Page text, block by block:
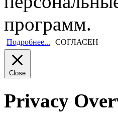
программ.
Подробнее... СОГЛАСЕН
Close
Privacy